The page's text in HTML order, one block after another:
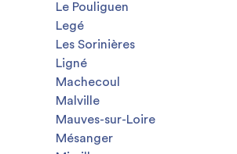
Le Pouliguen
Legé
Les Sorinières
Ligné
Machecoul
Malville
Mauves-sur-Loire
Mésanger